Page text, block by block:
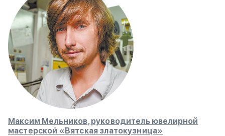
Максим Мельников, руководитель ювелирной
мастерской «Вятская златокузница»